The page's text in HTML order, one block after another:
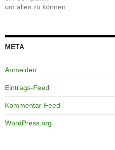
um alles zu können.
META
Anmelden
Eintrags-Feed
Kommentar-Feed
WordPress.org